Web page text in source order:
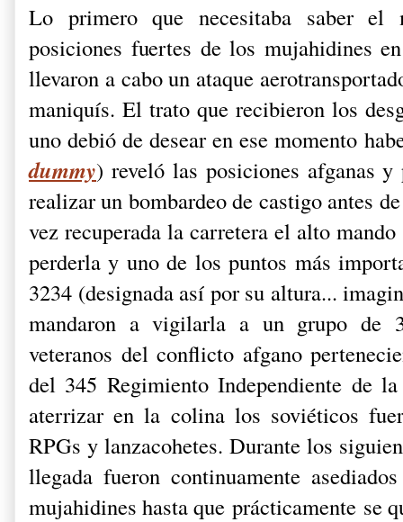
Lo primero que necesitaba saber el
posiciones fuertes de los mujahidines
llevaron a cabo un ataque
maniquís. El trato que recibieron los
uno debió de desear en ese momento
dummy) reveló las posiciones afganas
realizar un bombardeo de castigo antes
vez recuperada la carretera el alto
perderla y uno de los puntos más
3234 (designada así por su altura...
mandaron a vigilarla a un grupo de
veteranos del conflicto afgano
del 345 Regimiento Independiente de
aterrizar en la colina los soviéticos
RPGs y lanzacohetes. Durante los
llegada fueron continuamente
mujahidines hasta que prácticamente se